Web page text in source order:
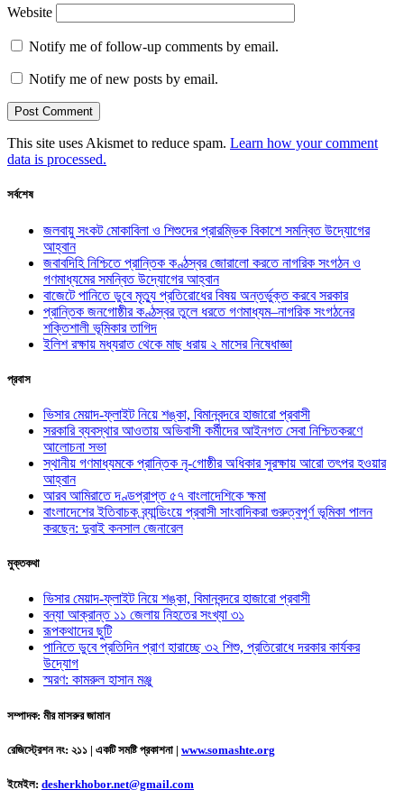
Website
Notify me of follow-up comments by email.
Notify me of new posts by email.
This site uses Akismet to reduce spam. Learn how your comment
data is processed.
সর্বশেষ
জলবায়ু সংকট মোকাবিলা ও শিশুদের প্রারম্ভিক বিকাশে সমন্বিত উদ্যোগের
আহ্বান
জবাবদিহি নিশ্চিতে প্রান্তিক কণ্ঠস্বর জোরালো করতে নাগরিক সংগঠন ও
গণমাধ্যমের সমন্বিত উদ্যোগের আহ্বান
বাজেটে পানিতে ডুবে মৃত্যু প্রতিরোধের বিষয় অন্তর্ভুক্ত করবে সরকার
প্রান্তিক জনগোষ্ঠীর কণ্ঠস্বর তুলে ধরতে গণমাধ্যম–নাগরিক সংগঠনের
শক্তিশালী ভূমিকার তাগিদ
ইলিশ রক্ষায় মধ্যরাত থেকে মাছ ধরায় ২ মাসের নিষেধাজ্ঞা
প্রবাস
ভিসার মেয়াদ-ফ্লাইট নিয়ে শঙ্কা, বিমানবন্দরে হাজারো প্রবাসী
সরকারি ব্যবস্থার আওতায় অভিবাসী কর্মীদের আইনগত সেবা নিশ্চিতকরণে
আলোচনা সভা
স্থানীয় গণমাধ্যমকে প্রান্তিক নৃ-গোষ্ঠীর অধিকার সুরক্ষায় আরো তৎপর হওয়ার
আহ্বান
আরব আমিরাতে দণ্ডপ্রাপ্ত ৫৭ বাংলাদেশিকে ক্ষমা
বাংলাদেশের ইতিবাচক ব্র্যান্ডিংয়ে প্রবাসী সাংবাদিকরা গুরুত্বপূর্ণ ভূমিকা পালন
করছেন: দুবাই কনসাল জেনারেল
মুক্তকথা
ভিসার মেয়াদ-ফ্লাইট নিয়ে শঙ্কা, বিমানবন্দরে হাজারো প্রবাসী
বন্যা আক্রান্ত ১১ জেলায় নিহতের সংখ্যা ৩১
রূপকথাদের ছুটি
পানিতে ডুবে প্রতিদিন প্রাণ হারাচ্ছে ৩২ শিশু, প্রতিরোধে দরকার কার্যকর
উদ্যোগ
স্মরণ: কামরুল হাসান মঞ্জু
সম্পাদক: মীর মাসরুর জামান
রেজিস্ট্রেশন নং: ২১১ | একটি সমষ্টি প্রকাশনা | www.somashte.org
ইমেইল: desherkhobor.net@gmail.com